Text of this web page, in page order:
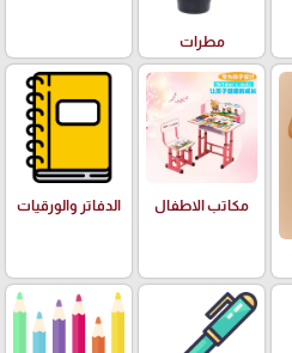
مطرات
مكاتب الاطفال الدفاتر والورقيات